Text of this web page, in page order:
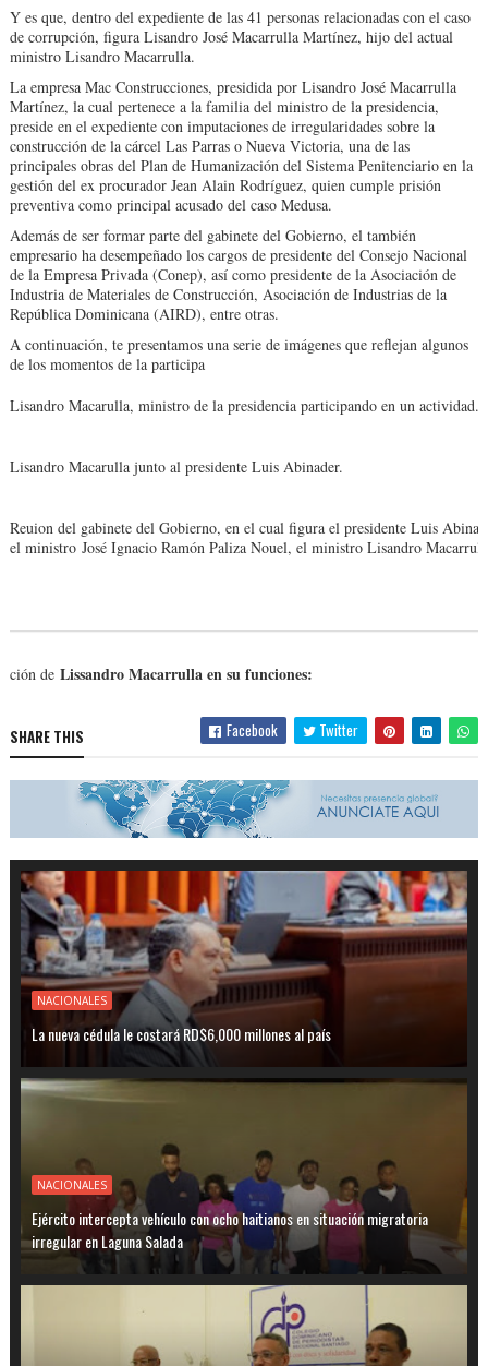
Y es que, dentro del expediente de las 41 personas relacionadas con el caso
de corrupción, figura Lisandro José Macarrulla Martínez, hijo del actual
ministro Lisandro Macarrulla.
La empresa Mac Construcciones, presidida por Lisandro José Macarrulla
Martínez, la cual pertenece a la familia del ministro de la presidencia,
preside en el expediente con imputaciones de irregularidades sobre la
construcción de la cárcel Las Parras o Nueva Victoria, una de las
principales obras del Plan de Humanización del Sistema Penitenciario en la
gestión del ex procurador Jean Alain Rodríguez, quien cumple prisión
preventiva como principal acusado del caso Medusa.
Además de ser formar parte del gabinete del Gobierno, el también
empresario ha desempeñado los cargos de presidente del Consejo Nacional
de la Empresa Privada (Conep), así como presidente de la Asociación de
Industria de Materiales de Construcción, Asociación de Industrias de la
República Dominicana (AIRD), entre otras.
A continuación, te presentamos una serie de imágenes que reflejan algunos
de los momentos de la participa
Lisandro Macarulla, ministro de la presidencia participando en un actividad.
Lisandro Macarulla junto al presidente Luis Abinader.
Reuion del gabinete del Gobierno, en el cual figura el presidente Luis
el ministro José Ignacio Ramón Paliza Nouel, el ministro Lisandro
ción de Lissandro Macarrulla en su funciones:
SHARE THIS Facebook Twitter
NACIONALES
La nueva cédula le costará RD$6,000 millones al país
NACIONALES
Ejército intercepta vehículo con ocho haitianos en situación migratoria
irregular en Laguna Salada